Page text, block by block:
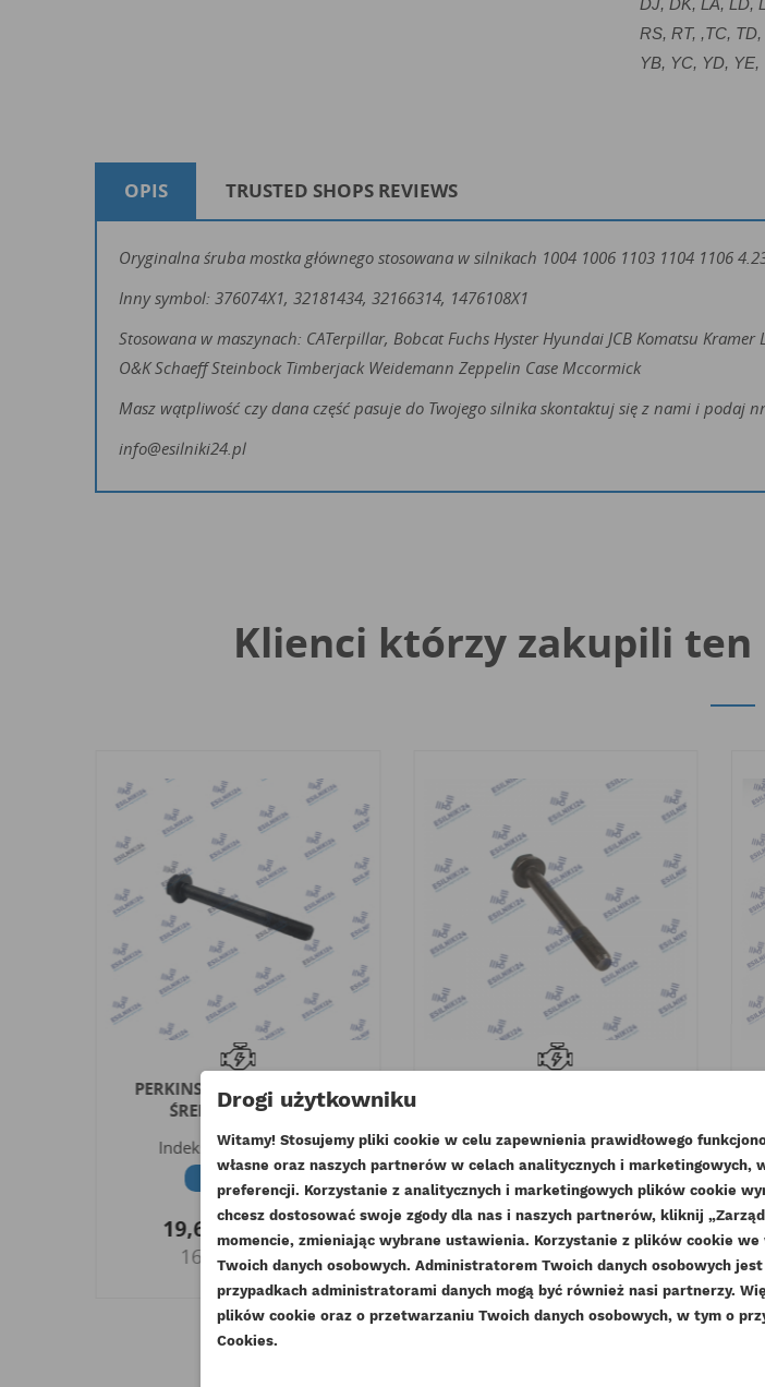
DODAJ DO LISTY ŻYCZEŃ
UTWÓRZ LISTĘ ŻYCZEŃ
NAZWA LISTY ŻYCZEŃ
ZALOGUJ SIĘ
Musisz być zalogowany by zapisać
DJ, DK, LA, LD,
RS, RT, ,TC,
YB, YC, YD,
OPIS TRUSTED SHOPS REVIEWS
Oryginalna śruba mostka głównego stosowana w silnikach 1004 1006 1103 1104 1106
Inny symbol: 376074X1, 32181434, 32166314, 1476108X1
Stosowana w maszynach: CATerpillar, Bobcat Fuchs Hyster Hyundai JCB Komatsu
O&K Schaeff Steinbock Timberjack Weidemann Zeppelin Case Mccormick
Masz wątpliwość czy dana część pasuje do Twojego silnika skontaktuj się z nami i podaj
info@esilniki24.pl
Klienci którzy zakupili
PERKINS ŚRUBA GŁOWICY
ŚREDNIA ESTABO
Indeks
32166221AM
Dostępny
19,68 złBrutto
16,00 zł Netto
Indeks 32166221-ORG
Dostępny
29,52 złBrutto
24,00 złNetto
Drogi użytkowniku
Witamy! Stosujemy pliki cookie w celu zapewnienia prawidłowego
własne oraz naszych partnerów w celach analitycznych i
preferencji. Korzystanie z analitycznych i marketingowych plików cookie
chcesz dostosować swoje zgody dla nas i naszych partnerów, kliknij
momencie, zmieniając wybrane ustawienia. Korzystanie z plików cookie
Twoich danych osobowych. Administratorem Twoich danych osobowych jest
przypadkach administratorami danych mogą być również nasi partnerzy.
plików cookie oraz o przetwarzaniu Twoich danych osobowych, w tym o
Cookies.